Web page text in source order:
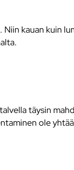
kauan kuin
täysin
ole